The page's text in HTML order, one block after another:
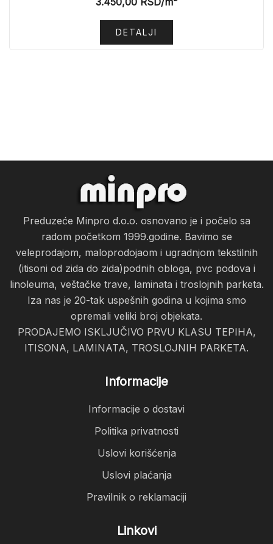
DETALJI
Preduzeće Minpro d.o.o. osnovano je i počelo sa
radom početkom 1999.godine. Bavimo se
veleprodajom, maloprodojaom i ugradnjom tekstilnih
(itisoni od zida do zida)podnih obloga, pvc podova i
linoleuma, veštačke trave, laminata i troslojnih parketa.
Iza nas je 20-tak uspešnih godina u kojima smo
opremali veliki broj objekata.
PRODAJEMO ISKLJUČIVO PRVU KLASU TEPIHA,
ITISONA, LAMINATA, TROSLOJNIH PARKETA.
Informacije
Informacije o dostavi
Politika privatnosti
Uslovi korišćenja
Uslovi plaćanja
Pravilnik o reklamaciji
Linkovi